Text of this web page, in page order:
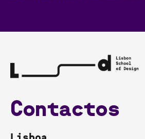
Contactos